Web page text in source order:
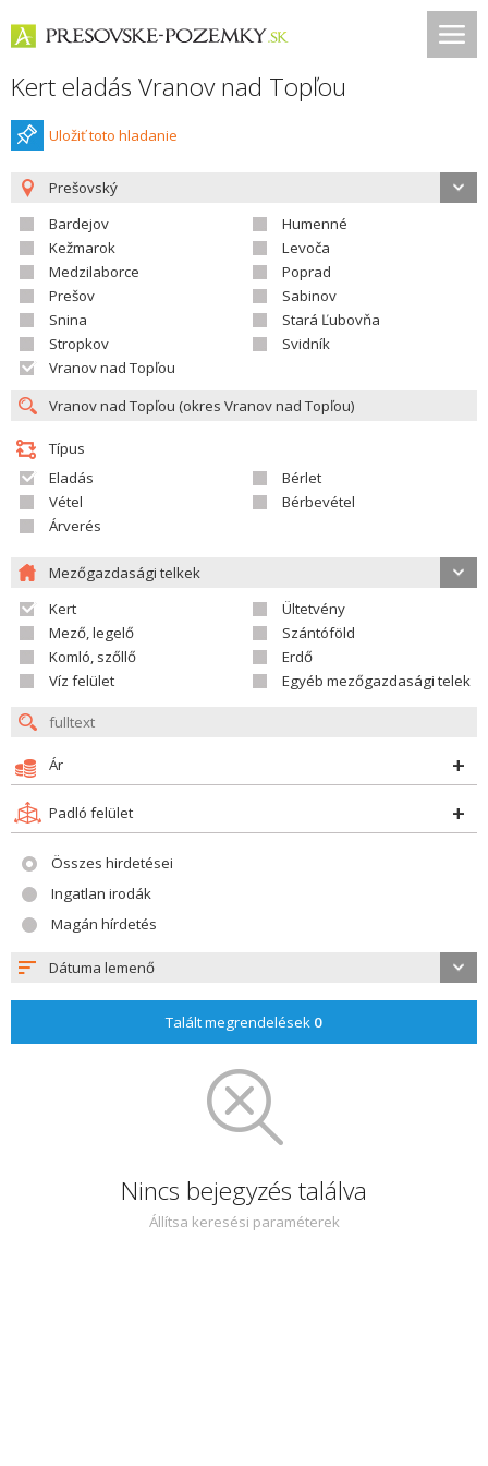
Kert eladás Vranov nad Topľou
Uložiť toto hladanie
Prešovský
Bardejov
Humenné
Kežmarok
Levoča
Medzilaborce
Poprad
Prešov
Sabinov
Snina
Stará Ľubovňa
Stropkov
Svidník
Vranov nad Topľou
Típus
Eladás
Bérlet
Vétel
Bérbevétel
Árverés
Mezőgazdasági telkek
Kert
Ültetvény
Mező, legelő
Szántóföld
Komló, szőllő
Erdő
Víz felület
Egyéb mezőgazdasági telek
Ár
Padló felület
Összes hirdetései
Ingatlan irodák
Magán hírdetés
Dátuma lemenő
Talált megrendelések 0
Nincs bejegyzés találva
Állítsa keresési paraméterek